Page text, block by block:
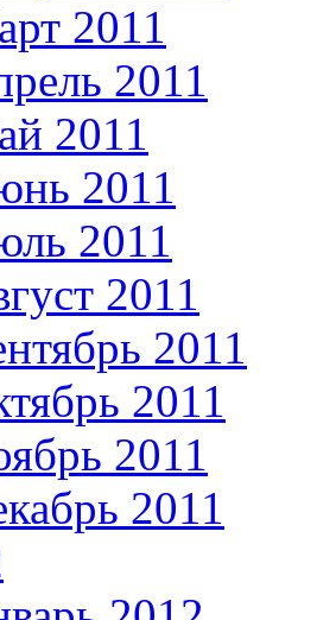
2011
2011
2011
2011
2011
2011
2011
2011
2011
2011